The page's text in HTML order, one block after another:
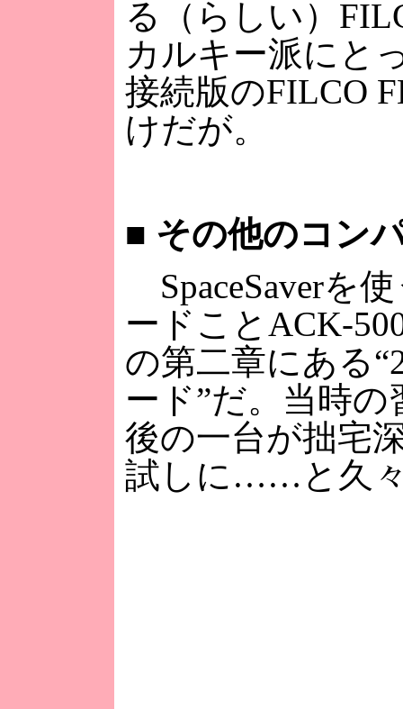
る（らしい）
カルキー派にと
接続版のFILCO
けだが。
■ その他のコン
SpaceSaverを
ードことACK-
の第二章にある
ード”だ。当時
後の一台が拙宅
試しに……と久々